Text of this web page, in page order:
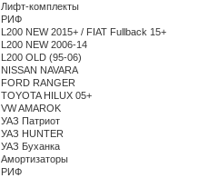
Лифт-комплекты
РИФ
L200 NEW 2015+ / FIAT Fullback 15+
L200 NEW 2006-14
L200 OLD (95-06)
NISSAN NAVARA
FORD RANGER
TOYOTA HILUX 05+
VW AMAROK
УАЗ Патриот
УАЗ HUNTER
УАЗ Буханка
Амортизаторы
РИФ